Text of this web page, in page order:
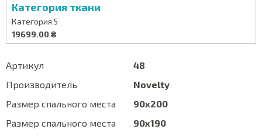
Категория ткани
Категория 5
19699.00 ₴
Артикул
48
Производитель
Novelty
Размер спального места
90x200
Размер спального места
90x190